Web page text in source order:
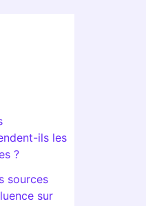
ils les
?
sources
sur